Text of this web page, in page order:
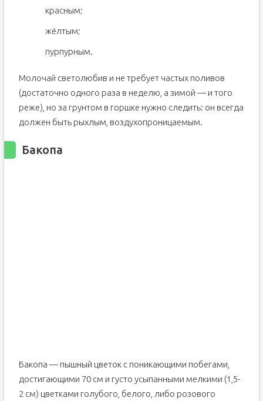
красным;
жёлтым;
пурпурным.
Молочай светолюбив и не требует частых поливов
(достаточно одного раза в неделю, а зимой — и того
реже), но за грунтом в горшке нужно следить: он всегда
должен быть рыхлым, воздухопроницаемым.
Бакопа
Бакопа — пышный цветок с поникающими побегами,
достигающими 70 см и густо усыпанными мелкими (1,5-
2 см) цветками голубого, белого, либо розового